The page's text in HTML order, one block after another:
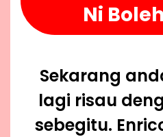
Ni
Sekarang
lagi risau
sebegitu.